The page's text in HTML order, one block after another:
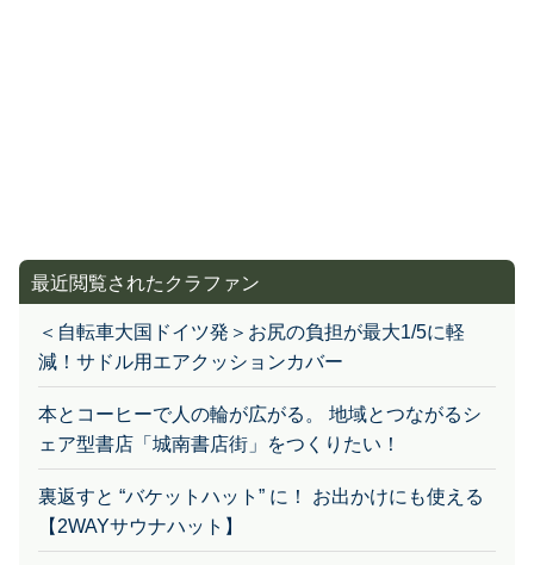
最近閲覧されたクラファン
＜自転車大国ドイツ発＞お尻の負担が最大1/5に軽
減！サドル用エアクッションカバー
本とコーヒーで人の輪が広がる。 地域とつながるシ
ェア型書店「城南書店街」をつくりたい！
裏返すと “バケットハット” に！ お出かけにも使える
【2WAYサウナハット】